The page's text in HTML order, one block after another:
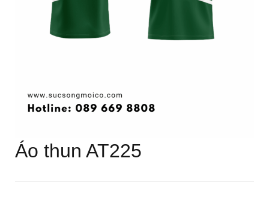
Áo thun AT225